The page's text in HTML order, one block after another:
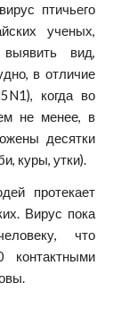
птичьего
ученых,
вид,
в отличие
когда во
не менее, в
десятки
куры, утки).
протекает
Вирус пока
что
контактными